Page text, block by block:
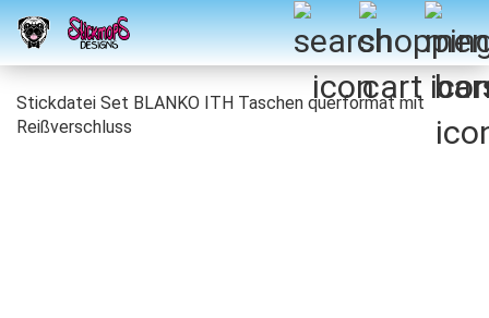
Stickdatei Set BLANKO ITH Taschen querformat mit
Reißverschluss